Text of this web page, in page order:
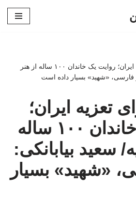
ملک‌الشعرای تعزیه ایران؛ روایت یک خاندان ۱۰۰ ساله از هنر
فارسی، «شهید» بسیار داده است
تعزیه ایران؛
روایت یک خاندان ۱۰۰ ساله
سعید بیابانکی:
«شهید» بسیار